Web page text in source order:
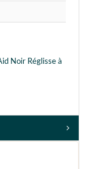
Noir Réglisse à